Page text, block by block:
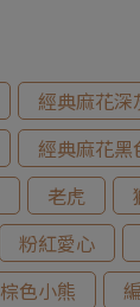
經典麻花深
經典麻花黑
老虎
粉紅愛心
棕色小熊